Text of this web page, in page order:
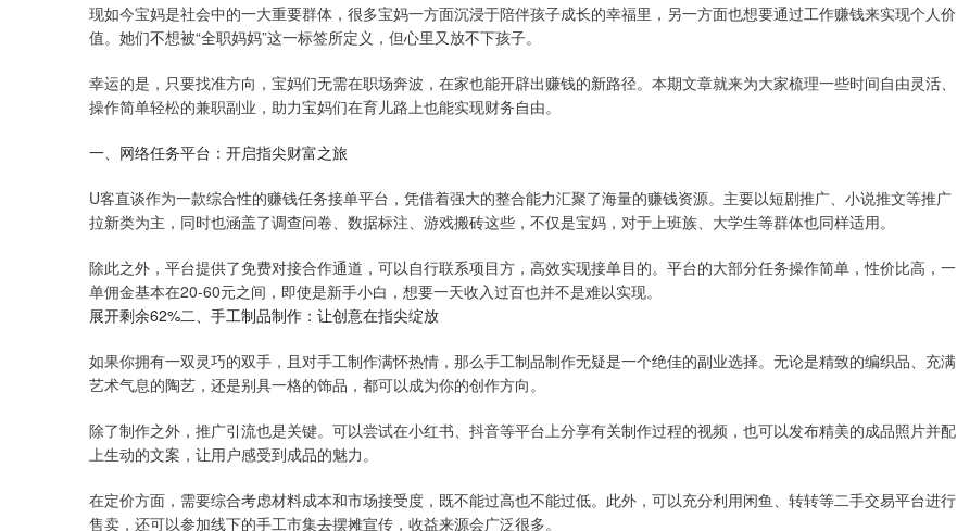
现如今宝妈是社会中的一大重要群体，很多宝妈一方面沉浸于陪伴孩子成长的幸福里，另一方面也想要通过工作赚钱来实现个人价
值。她们不想被“全职妈妈”这一标签所定义，但心里又放不下孩子。
幸运的是，只要找准方向，宝妈们无需在职场奔波，在家也能开辟出赚钱的新路径。本期文章就来为大家梳理一些时间自由灵活、
操作简单轻松的兼职副业，助力宝妈们在育儿路上也能实现财务自由。
一、网络任务平台：开启指尖财富之旅
U客直谈作为一款综合性的赚钱任务接单平台，凭借着强大的整合能力汇聚了海量的赚钱资源。主要以短剧推广、小说推文等推广
拉新类为主，同时也涵盖了调查问卷、数据标注、游戏搬砖这些，不仅是宝妈，对于上班族、大学生等群体也同样适用。
除此之外，平台提供了免费对接合作通道，可以自行联系项目方，高效实现接单目的。平台的大部分任务操作简单，性价比高，一
单佣金基本在20-60元之间，即使是新手小白，想要一天收入过百也并不是难以实现。
展开剩余62%二、手工制品制作：让创意在指尖绽放
如果你拥有一双灵巧的双手，且对手工制作满怀热情，那么手工制品制作无疑是一个绝佳的副业选择。无论是精致的编织品、充满
艺术气息的陶艺，还是别具一格的饰品，都可以成为你的创作方向。
除了制作之外，推广引流也是关键。可以尝试在小红书、抖音等平台上分享有关制作过程的视频，也可以发布精美的成品照片并配
上生动的文案，让用户感受到成品的魅力。
在定价方面，需要综合考虑材料成本和市场接受度，既不能过高也不能过低。此外，可以充分利用闲鱼、转转等二手交易平台进行
售卖，还可以参加线下的手工市集去摆摊宣传，收益来源会广泛很多。